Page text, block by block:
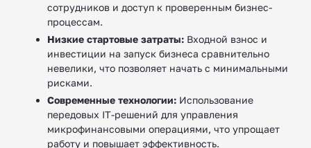
сотрудников и доступ к проверенным бизнес-
процессам.
Низкие стартовые затраты: Входной взнос и
инвестиции на запуск бизнеса сравнительно
невелики, что позволяет начать с минимальными
рисками.
Современные технологии: Использование
передовых IT-решений для управления
микрофинансовыми операциями, что упрощает
работу и повышает эффективность.